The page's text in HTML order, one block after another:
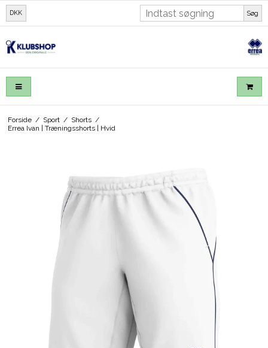
DKK Søg
Forside / Sport / Shorts /
Errea Ivan | Træningsshorts | Hvid